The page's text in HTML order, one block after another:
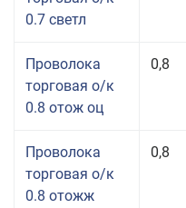
0.7 светл
Проволока
торговая о/к
0.8 отож оц
0,8
Проволока
торговая о/к
0.8 отожж
0,8